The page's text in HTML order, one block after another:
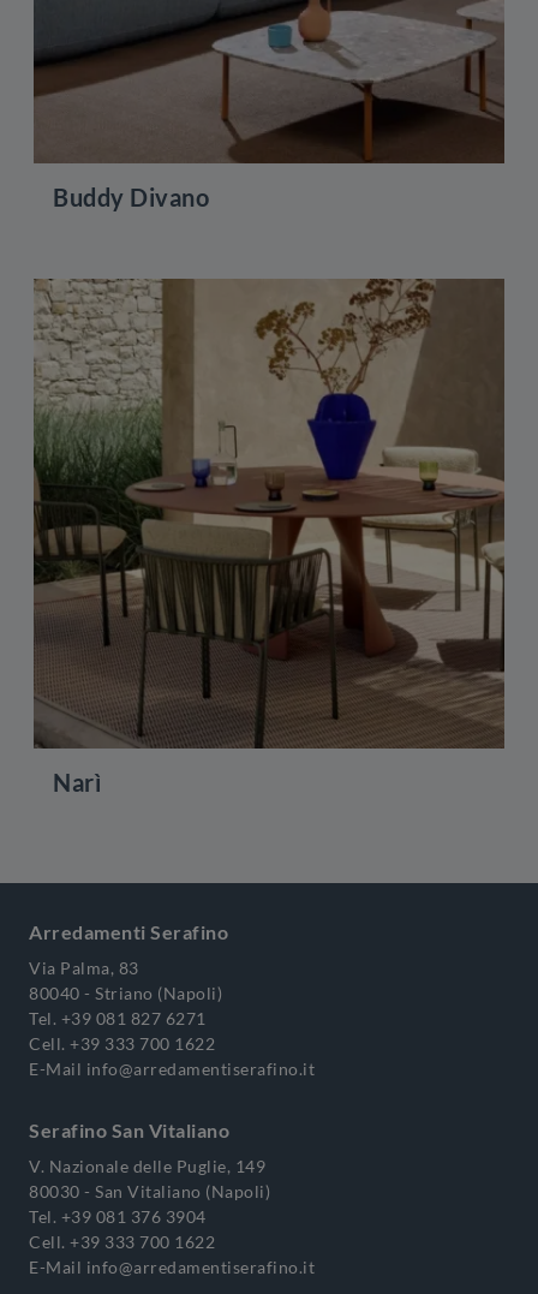
Buddy Divano
Narì
Arredamenti Serafino
Via Palma, 83
80040 - Striano (Napoli)
Tel. +39 081 827 6271
Cell. +39 333 700 1622
E-Mail info@arredamentiserafino.it
Serafino San Vitaliano
V. Nazionale delle Puglie, 149
80030 - San Vitaliano (Napoli)
Tel. +39 081 376 3904
Cell. +39 333 700 1622
E-Mail info@arredamentiserafino.it